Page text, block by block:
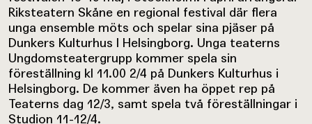
Riksteatern Skåne en regional festival där flera
unga ensemble möts och spelar sina pjäser på
Dunkers Kulturhus I Helsingborg. Unga teaterns
Ungdomsteatergrupp kommer spela sin
föreställning kl 11.00 2/4 på Dunkers Kulturhus i
Helsingborg. De kommer även ha öppet rep på
Teaterns dag 12/3, samt spela två föreställningar i
Studion 11-12/4.